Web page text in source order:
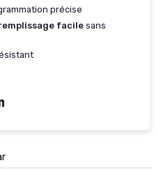
précise
facile sans